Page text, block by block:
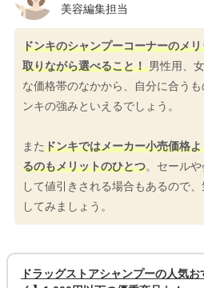
美容編集担当
ドンキのシャンプーコーナーのメ
取りながら選べること！男性用、
な価格帯のなかから、自分に合う
ンキの強みといえるでしょう。
またドンキではメーカー小売価格
るのもメリットのひとつ。セール
して値引きされる場合もあるので
してみましょう。
ドラッグストアシャンプーの人気